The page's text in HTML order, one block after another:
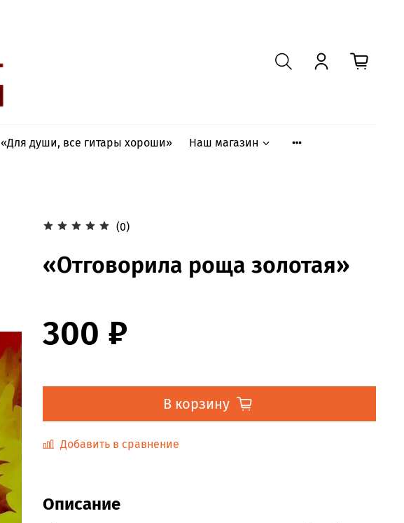
«Для души, все гитары хороши» Наш магазин
(0)
«Отговорила роща золотая»
300 ₽
В корзину
Добавить в сравнение
Описание